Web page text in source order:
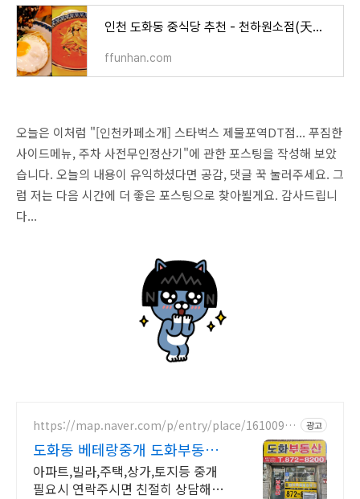
인천 도화동 중식당 추천 - 천하원소점(天下元小店)
ffunhan.com
오늘은 이처럼 "[인천카페소개] 스타벅스 제물포역DT점... 푸짐한
사이드메뉴, 주차 사전무인정산기"에 관한 포스팅을 작성해 보았
습니다. 오늘의 내용이 유익하셨다면 공감, 댓글 꾹 눌러주세요. 그
럼 저는 다음 시간에 더 좋은 포스팅으로 찾아뵐게요. 감사드립니
다...
https://map.naver.com/p/entry/place/16100926
광고
도화동 베테랑중개 도화부동산
도화동 대표공인중개사
아파트,빌라,주택,상가,토지등 중개
필요시 연락주시면 친절히 상담해드